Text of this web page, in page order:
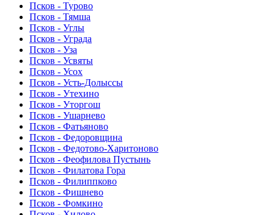
Псков - Турово
Псков - Тямша
Псков - Углы
Псков - Уграда
Псков - Уза
Псков - Усвяты
Псков - Усох
Псков - Усть-Долыссы
Псков - Утехино
Псков - Уторгош
Псков - Ушарнево
Псков - Фатьяново
Псков - Федоровщина
Псков - Федотово-Харитоново
Псков - Феофилова Пустынь
Псков - Филатова Гора
Псков - Филиппково
Псков - Фишнево
Псков - Фомкино